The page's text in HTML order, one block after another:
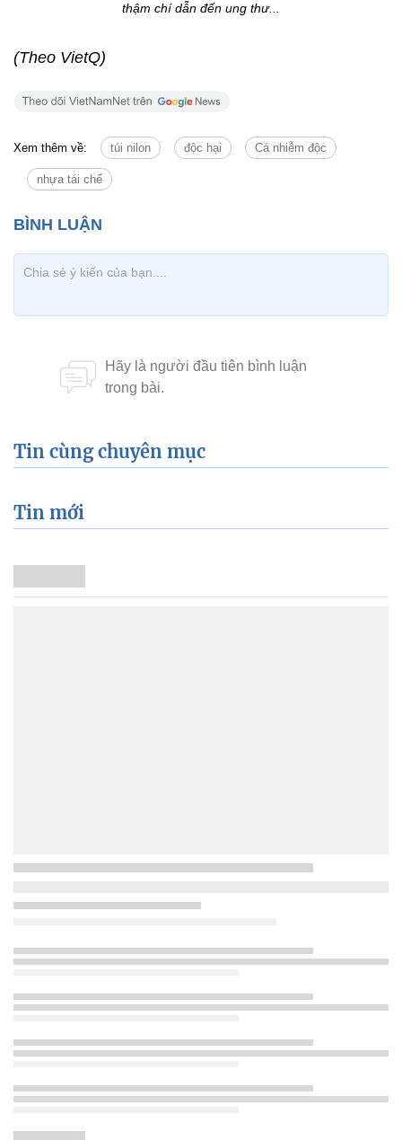
thậm chí dẫn đến ung thư...
(Theo VietQ)
Xem thêm về: túi nilon độc hại Cá nhiễm độc
nhựa tái chế
Tin cùng chuyên mục
Tin mới